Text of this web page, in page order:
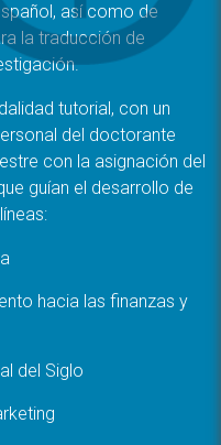
así como de
la traducción de
tutorial, con un
del doctorante
con la asignación del
guían el desarrollo de
hacia las finanzas y
del Siglo